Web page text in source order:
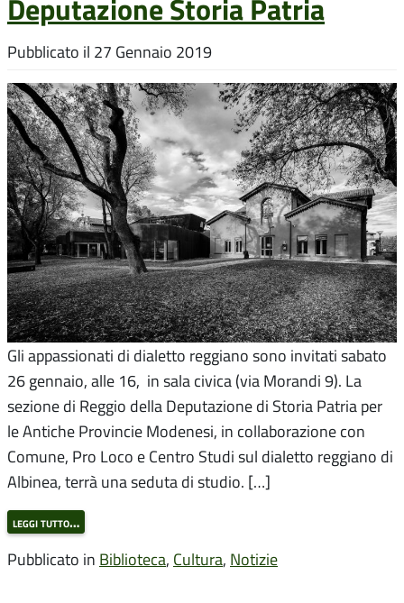
Pubblicato il 27 Gennaio 2019
Gli appassionati di dialetto reggiano sono invitati sabato
26 gennaio, alle 16, in sala civica (via Morandi 9). La
sezione di Reggio della Deputazione di Storia Patria per
le Antiche Provincie Modenesi, in collaborazione con
Comune, Pro Loco e Centro Studi sul dialetto reggiano di
Albinea, terrà una seduta di studio. […]
leggi tutto…
Pubblicato in Biblioteca, Cultura, Notizie